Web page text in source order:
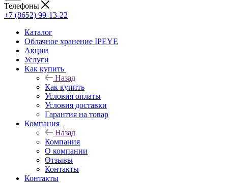
Телефоны
+7 (8652) 99-13-22
Каталог
Облачное хранение IPEYE
Акции
Услуги
Как купить
Назад
Как купить
Условия оплаты
Условия доставки
Гарантия на товар
Компания
Назад
Компания
О компании
Отзывы
Контакты
Контакты